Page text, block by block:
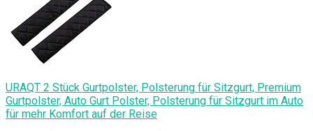
URAQT 2 Stück Gurtpolster, Polsterung für Sitzgurt, Premium
Gurtpolster, Auto Gurt Polster, Polsterung für Sitzgurt im Auto
für mehr Komfort auf der Reise